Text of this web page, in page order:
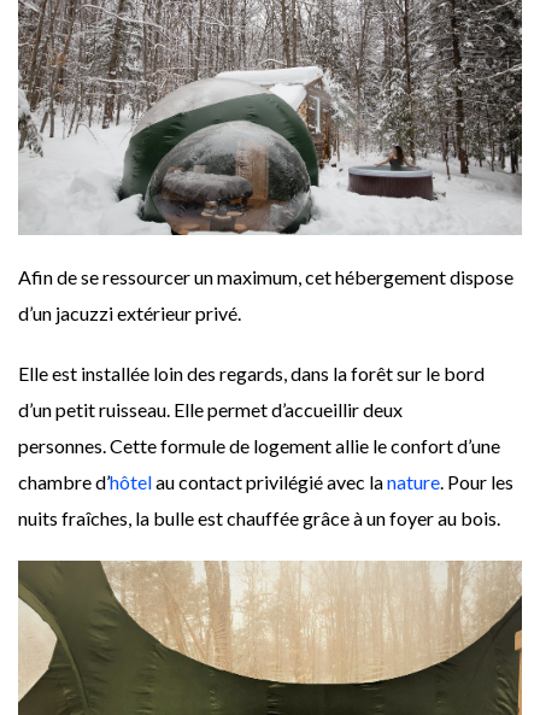
Afin de se ressourcer un maximum, cet hébergement dispose
d’un jacuzzi extérieur privé.
Elle est installée loin des regards, dans la forêt sur le bord
d’un petit ruisseau. Elle permet d’accueillir deux
personnes. Cette formule de logement allie le confort d’une
chambre d’hôtelau contact privilégié avec lanature. Pour les
nuits fraîches, la bulle est chauffée grâce à un foyer au bois.